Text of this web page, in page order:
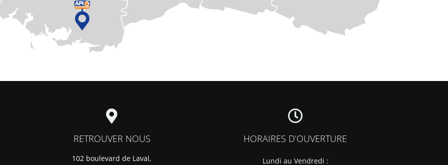
RETROUVER NOUS
102 boulevard de Laval,
HORAIRES D’OUVERTURE
Lundi au Vendredi :